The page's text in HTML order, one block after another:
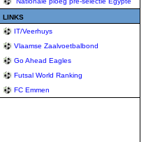
LINKS
IT/Veerhuys
Vlaamse Zaalvoetbalbond
Go Ahead Eagles
Futsal World Ranking
FC Emmen